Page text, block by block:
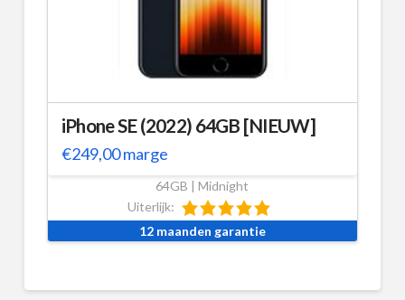
iPhone SE (2022) 64GB [NIEUW]
€249,00marge
64GB | Midnight
Uiterlijk:
12 maanden garantie